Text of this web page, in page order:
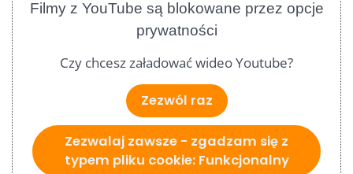
Filmy z YouTube są blokowane przez opcje
prywatności
Czy chcesz załadować wideo Youtube?
Zezwól raz
Zezwalaj zawsze - zgadzam się z
typem pliku cookie: Funkcjonalny